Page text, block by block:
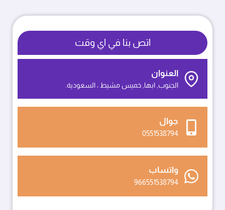
ارمسترونج
خميس
اتص بنا في اي وقت
العنوان
الجنوب, ابها, خميس مشيط ، السعودية.
جوال
0551538794
واتساب
966551538794